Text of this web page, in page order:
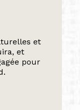
et
et
pour